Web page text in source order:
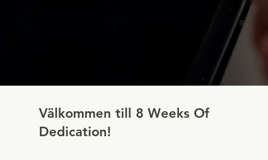
Välkommen till 8 Weeks Of
Dedication!